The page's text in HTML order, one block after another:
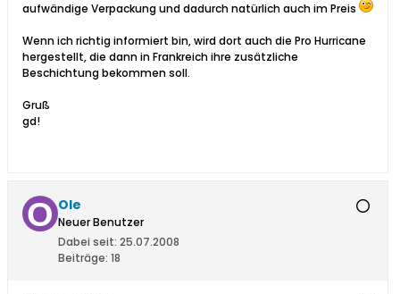
aufwändige Verpackung und dadurch natürlich auch im Preis
Wenn ich richtig informiert bin, wird dort auch die Pro Hurricane
hergestellt, die dann in Frankreich ihre zusätzliche
Beschichtung bekommen soll.
Gruß
gd!
Ole
Neuer Benutzer
Dabei seit: 25.07.2008
Beiträge: 18